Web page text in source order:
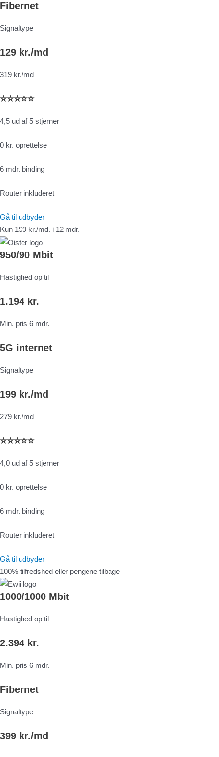
Fibernet
Signaltype
129 kr./md
319 kr./md
⭐⭐⭐⭐⭐
4,5 ud af 5 stjerner
0 kr. oprettelse
6 mdr. binding
Router inkluderet
Gå til udbyder
Kun 199 kr./md. i 12 mdr.
950/90 Mbit
Hastighed op til
1.194 kr.
Min. pris 6 mdr.
5G internet
Signaltype
199 kr./md
279 kr./md
⭐⭐⭐⭐⭐
4,0 ud af 5 stjerner
0 kr. oprettelse
6 mdr. binding
Router inkluderet
Gå til udbyder
100% tilfredshed eller pengene tilbage
1000/1000 Mbit
Hastighed op til
2.394 kr.
Min. pris 6 mdr.
Fibernet
Signaltype
399 kr./md